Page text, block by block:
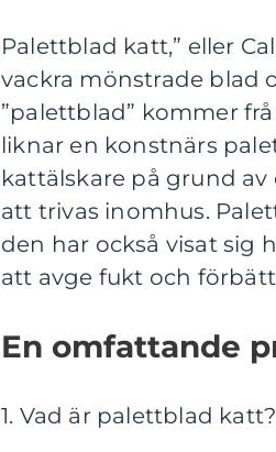
Palettblad katt,” eller
vackra mönstrade blad
”palettblad” kommer
liknar en konstnärs
kattälskare på grund
att trivas inomhus.
den har också visat sig
att avge fukt och
En omfattande
1. Vad är palettblad katt?